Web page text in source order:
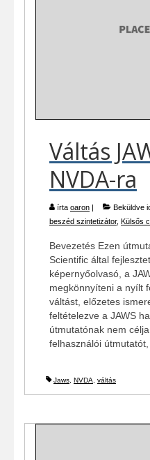
Váltás
NVDA-ra
írta oaron Beküldve
beszéd szintetizátor, Külsős
Bevezetés Ezen
Scientific által
képernyőolvasó, a
megkönnyíteni a nyílt
váltást, előzetes
feltételezve a JAWS
útmutatónak nem
felhasználói
Jaws, NVDA, váltás